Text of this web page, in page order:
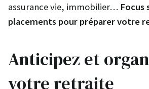
assurance vie, immobilier… Focus
placements pour préparer votre
Anticipez et
votre retraite